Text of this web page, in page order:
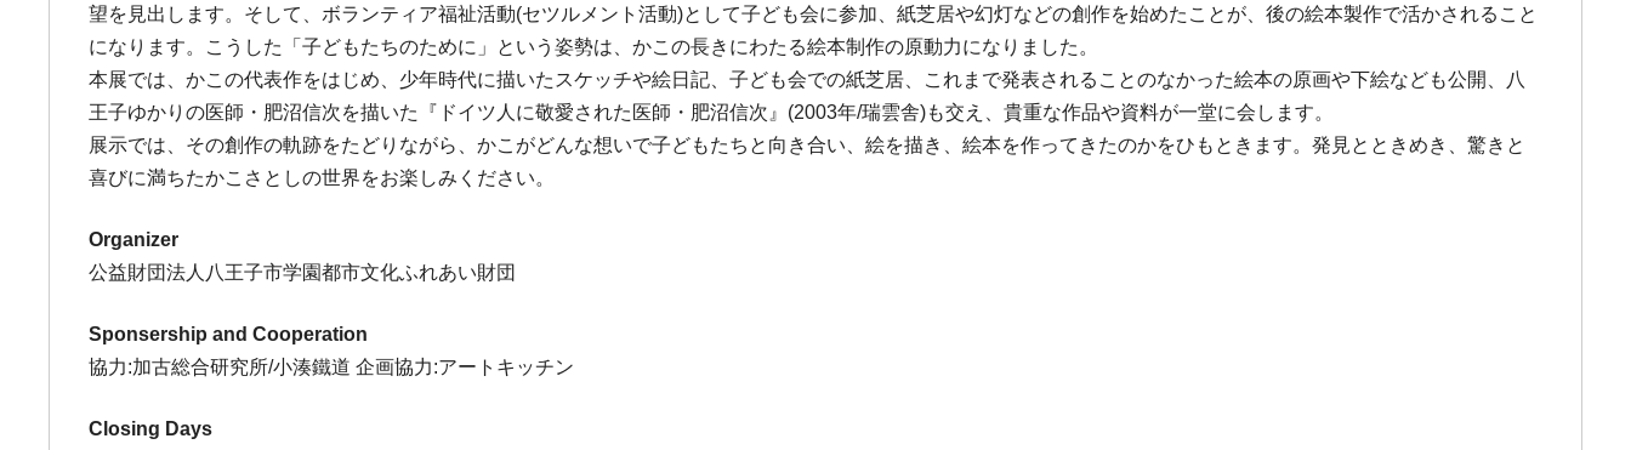
望を見出します。そして、ボランティア福祉活動(セツルメント活動)として子ども会に参加、紙芝居や幻灯などの創作を始めたことが、後の絵本製作で活かされること
になります。こうした「子どもたちのために」という姿勢は、かこの長きにわたる絵本制作の原動力になりました。
本展では、かこの代表作をはじめ、少年時代に描いたスケッチや絵日記、子ども会での紙芝居、これまで発表されることのなかった絵本の原画や下絵なども公開、八
王子ゆかりの医師・肥沼信次を描いた『ドイツ人に敬愛された医師・肥沼信次』(2003年/瑞雲舎)も交え、貴重な作品や資料が一堂に会します。
展示では、その創作の軌跡をたどりながら、かこがどんな想いで子どもたちと向き合い、絵を描き、絵本を作ってきたのかをひもときます。発見とときめき、驚きと
喜びに満ちたかこさとしの世界をお楽しみください。
Organizer
公益財団法人八王子市学園都市文化ふれあい財団
Sponsership and Cooperation
協力:加古総合研究所/小湊鐵道 企画協力:アートキッチン
Closing Days